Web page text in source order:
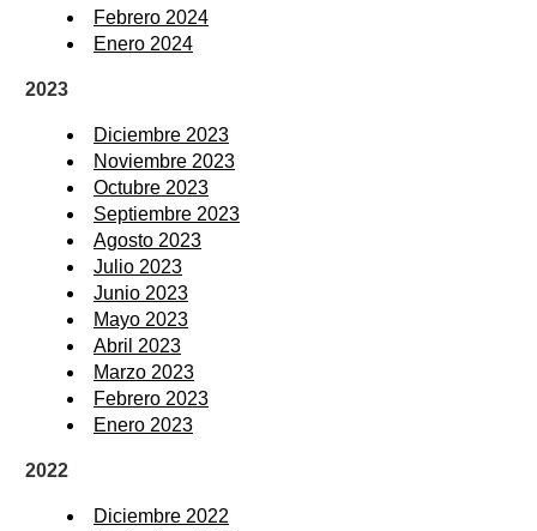
Febrero 2024
Enero 2024
2023
Diciembre 2023
Noviembre 2023
Octubre 2023
Septiembre 2023
Agosto 2023
Julio 2023
Junio 2023
Mayo 2023
Abril 2023
Marzo 2023
Febrero 2023
Enero 2023
2022
Diciembre 2022